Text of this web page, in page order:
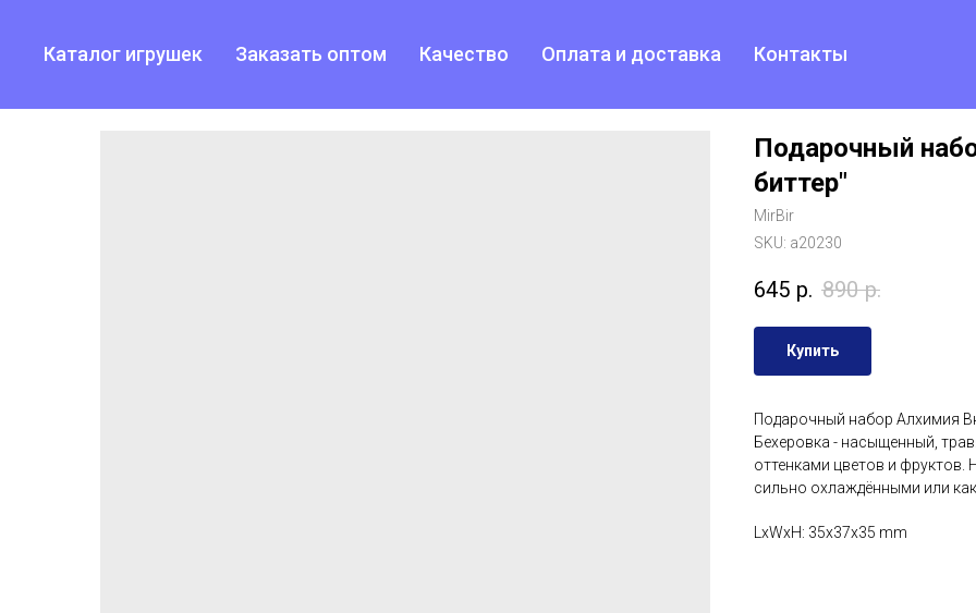
Каталог игрушек Заказать оптом Качество Оплата и доставка Контакты
Подарочный
биттер"
MirBir
SKU: a20230
645 р. 890 р.
Купить
Подарочный набор Алхимия
Бехеровка - насыщенный,
оттенками цветов и фруктов.
сильно охлаждёнными или
LxWxH: 35x37x35 mm